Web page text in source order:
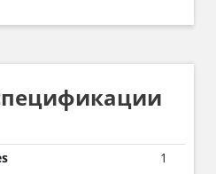
1